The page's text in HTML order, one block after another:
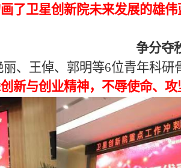
了卫星创新院未来发展的雄伟
争分夺
、王倬、郭明等6位青年科研
新与创业精神，不辱使命、